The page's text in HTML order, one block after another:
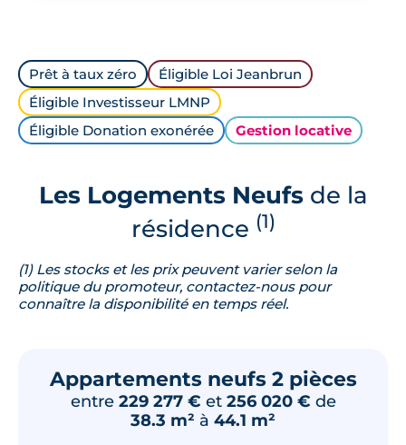
Prêt à taux zéro
Éligible Loi Jeanbrun
Éligible Investisseur LMNP
Éligible Donation exonérée
Gestion locative
Les Logements Neufsde la
résidence (1)
(1) Les stocks et les prix peuvent varier selon la
politique du promoteur, contactez-nous pour
connaître la disponibilité en temps réel.
Appartements neufs 2 pièces
entre 229 277 € et 256 020 € de
38.3 m² à 44.1 m²